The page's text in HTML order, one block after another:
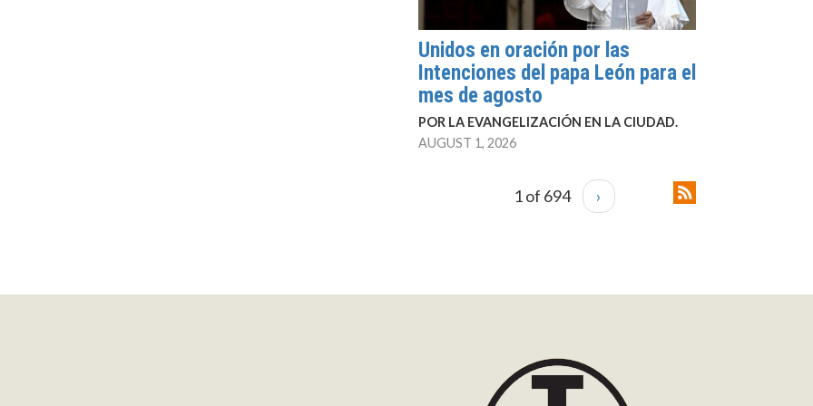
Unidos en oración por las
Intenciones del papa León para el
mes de agosto
POR LA EVANGELIZACIÓN EN LA CIUDAD.
AUGUST 1, 2026
1 of 694 ›